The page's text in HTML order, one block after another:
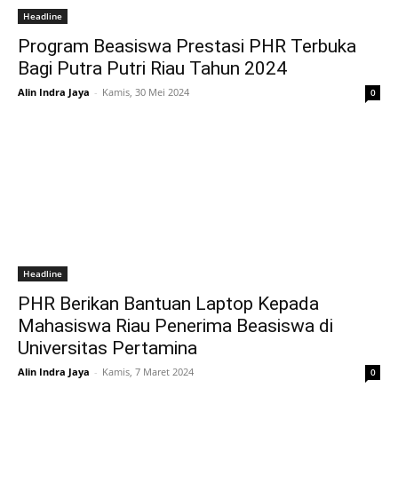
Headline
Program Beasiswa Prestasi PHR Terbuka
Bagi Putra Putri Riau Tahun 2024
Alin Indra Jaya - Kamis, 30 Mei 2024 0
Headline
PHR Berikan Bantuan Laptop Kepada
Mahasiswa Riau Penerima Beasiswa di
Universitas Pertamina
Alin Indra Jaya - Kamis, 7 Maret 2024 0